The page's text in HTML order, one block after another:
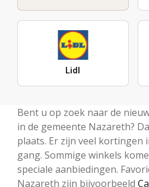
Lidl
Bent u op zoek naar de
in de gemeente Nazareth?
plaats. Er zijn veel kortingen
gang. Sommige winkels
speciale aanbiedingen.
Nazareth zijn bijvoorbeeld